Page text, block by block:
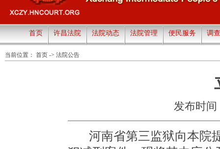
首页 许昌法院 法院动态 法院管理 便民服务 调
当前位置： 首页 -> 法院公告
发布时间
河南省第三监狱向本院